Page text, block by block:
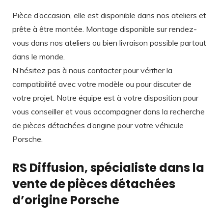
Pièce d’occasion, elle est disponible dans nos ateliers et
prête à être montée. Montage disponible sur rendez-
vous dans nos ateliers ou bien livraison possible partout
dans le monde.
N’hésitez pas à nous contacter pour vérifier la
compatibilité avec votre modèle ou pour discuter de
votre projet. Notre équipe est à votre disposition pour
vous conseiller et vous accompagner dans la recherche
de pièces détachées d’origine pour votre véhicule
Porsche.
RS Diffusion, spécialiste dans la
vente de pièces détachées
d’origine Porsche